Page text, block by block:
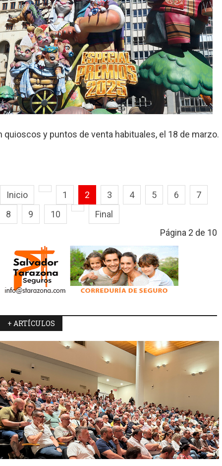
quioscos y puntos de venta habituales, el 18 de marzo.
Inicio 1 2 3 4 5 6
7
8
9 10
Final
Página 2 de 10
+ ARTÍCULOS